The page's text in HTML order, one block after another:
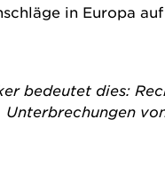
in Europa
bedeutet dies:
Unterbrechungen